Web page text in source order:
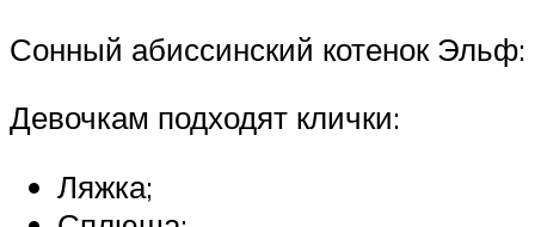
Сонный абиссинский котенок Эльф:
Девочкам подходят клички:
Ляжка;